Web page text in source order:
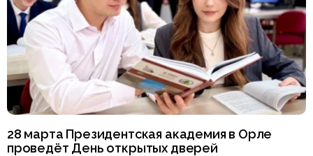
28 марта Президентская академия в Орле
проведёт День открытых дверей